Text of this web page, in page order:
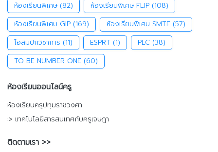
ห้องเรียนพิเศษ (82) ห้องเรียนพิเศษ FLIP (108)
ห้องเรียนพิเศษ GIP (169) ห้องเรียนพิเศษ SMTE (57)
โอลิมปิกวิชาการ (11) ESPRT (1) PLC (38)
TO BE NUMBER ONE (60)
ห้องเรียนออนไลน์ครู
ห้องเรียนครูปทุมราชวงศา
:> เทคโนโลยีสารสนเทศกับครูเจษฎา
ติดตามเรา >>